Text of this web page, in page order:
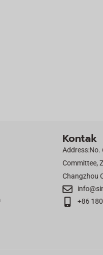
Kontak
Address:No.
Committee,
Changzhou
+86